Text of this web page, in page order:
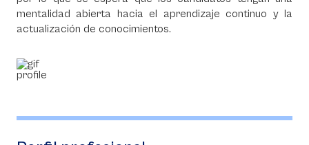
mentalidad abierta hacia el aprendizaje continuo y la
actualización de conocimientos.